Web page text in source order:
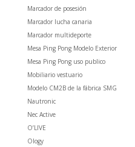
Marcador de posesión
Marcador lucha canaria
Marcador multideporte
Mesa Ping Pong Modelo Exterior
Mesa Ping Pong uso publico
Mobiliario vestuario
Modelo CM2B de la fábrica SMG
Nautronic
Nec Active
O’LIVE
Ology